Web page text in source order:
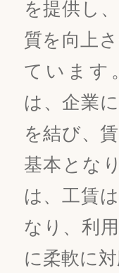
を提供し
質を向上
ています
は、企業
を結び、
基本とな
は、工賃
なり、利
に柔軟に